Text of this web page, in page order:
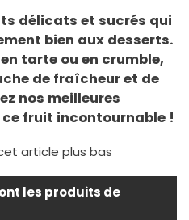
délicats et sucrés qui
bien aux desserts.
tarte ou en crumble,
de fraîcheur et de
nos meilleures
fruit incontournable !
article plus bas
les produits de